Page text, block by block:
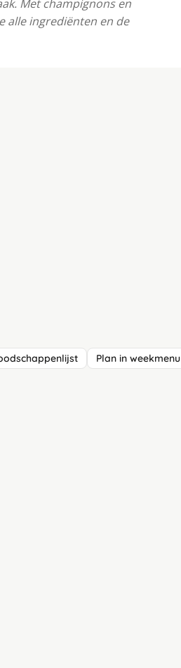
Met champignons en
alle ingrediënten en de
Plan in weekmenu